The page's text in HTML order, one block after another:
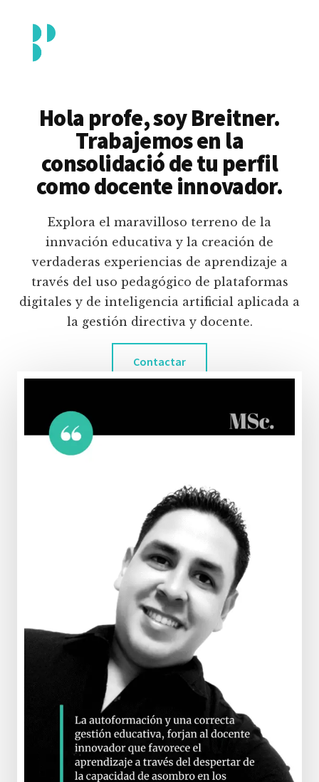
contenido
principal
menu
Piedrahita
docente
pedagógico
educativas
digitales
inteligencia
artificial.
Hola profe, soy Breitner.
Trabajemos en la
consolidació de tu perfil
como docente innovador.
Explora el maravilloso terreno de la
innvación educativa y la creación de
verdaderas experiencias de aprendizaje a
través del uso pedagógico de plataformas
digitales y de inteligencia artificial aplicada a
la gestión directiva y docente.
Contactar